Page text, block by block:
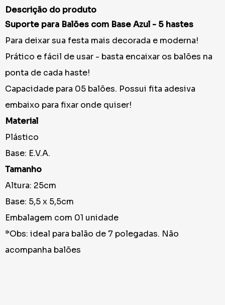
Descrição do produto
Suporte para Balões com Base Azul - 5 hastes
Para deixar sua festa mais decorada e moderna!
Prático e fácil de usar - basta encaixar os balões na
ponta de cada haste!
Capacidade para 05 balões. Possui fita adesiva
embaixo para fixar onde quiser!
Material
Plástico
Base: E.V.A.
Tamanho
Altura: 25cm
Base: 5,5 x 5,5cm
Embalagem com 01 unidade
*Obs: ideal para balão de 7 polegadas. Não
acompanha balões